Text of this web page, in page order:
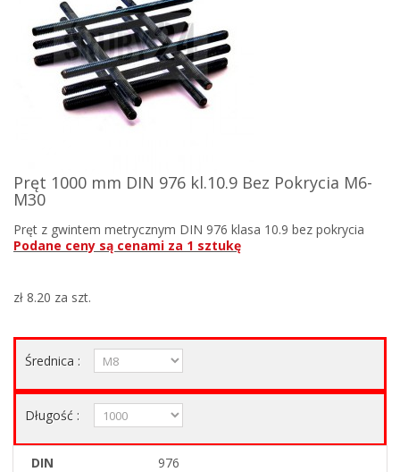
Pręt 1000 mm DIN 976 kl.10.9 Bez Pokrycia M6-
M30
Pręt z gwintem metrycznym DIN 976 klasa 10.9 bez pokrycia
Podane ceny są cenami za 1 sztukę
zł 8.20 za szt.
Średnica :
Długość :
DIN
976